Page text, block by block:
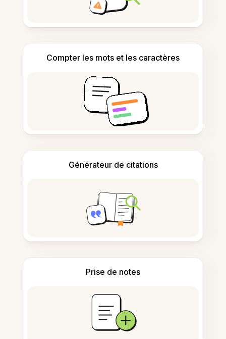
Compter les mots et les caractères
Générateur de citations
Prise de notes